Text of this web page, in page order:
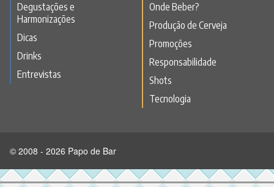
Degustações e
Harmonizações
Dicas
Drinks
Entrevistas
Onde Beber?
Produção de Cerveja
Promoções
Responsabilidade
Shots
Tecnologia
© 2008 - 2026 Papo de Bar